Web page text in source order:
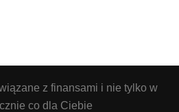
z finansami i nie tylko w
co dla Ciebie